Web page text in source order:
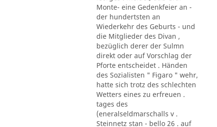
Monte- eine Gedenkfeier an -
der hundertsten an
Wiederkehr des Geburts - und
die Mitglieder des Divan ,
bezüglich derer der Sulmn
direkt oder auf Vorschlag der
Pforte entscheidet . Händen
des Sozialisten " Figaro " wehr,
hatte sich trotz des schlechten
Wetters eines zu erfreuen .
tages des
(eneralseldmarschalls v .
Steinnetz stan - bello 26 . auf